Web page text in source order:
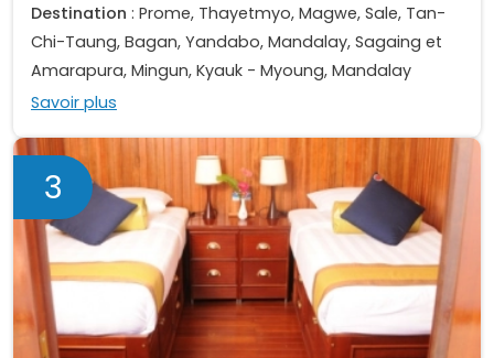
Destination : Prome, Thayetmyo, Magwe, Sale, Tan-
Chi-Taung, Bagan, Yandabo, Mandalay, Sagaing et
Amarapura, Mingun, Kyauk - Myoung, Mandalay
Savoir plus
3